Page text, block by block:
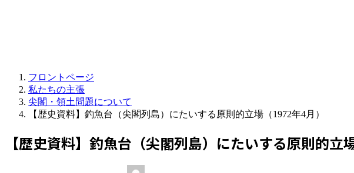
フロントページ
私たちの主張
尖閣・領土問題について
【歴史資料】釣魚台（尖閣列島）にたいする原則的立場（1972年4月）
【歴史資料】釣魚台（尖閣列島）にたいする原則的立